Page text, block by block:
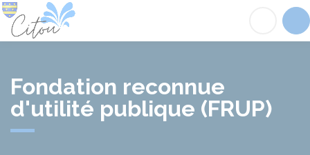
Fondation reconnue
d'utilité publique (FRUP)